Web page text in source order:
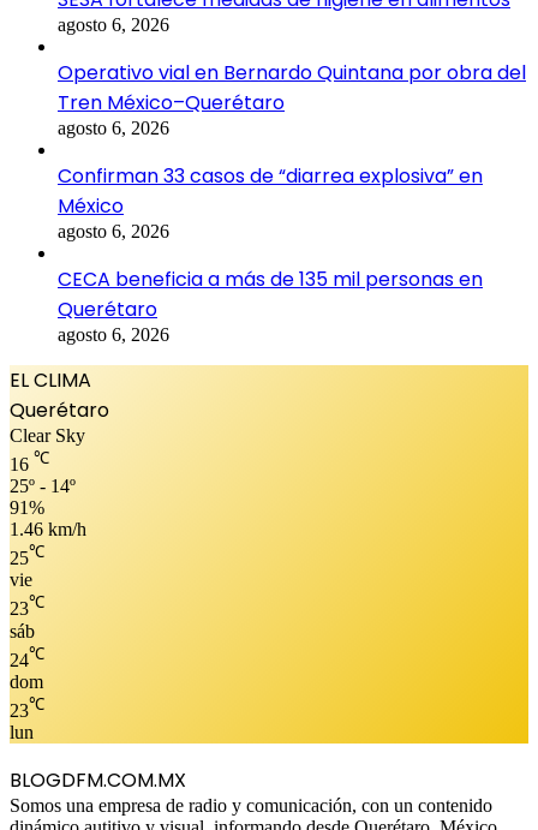
agosto 6, 2026
Operativo vial en Bernardo Quintana por obra del
Tren México–Querétaro
agosto 6, 2026
Confirman 33 casos de “diarrea explosiva” en
México
agosto 6, 2026
CECA beneficia a más de 135 mil personas en
Querétaro
agosto 6, 2026
EL CLIMA
Querétaro
Clear Sky
16 ℃
25º - 14º
91%
1.46 km/h
25℃
vie
23℃
sáb
24℃
dom
23℃
lun
BLOGDFM.COM.MX
Somos una empresa de radio y comunicación, con un contenido